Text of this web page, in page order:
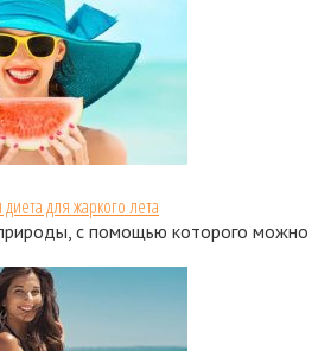
для жаркого лета
с помощью которого можно